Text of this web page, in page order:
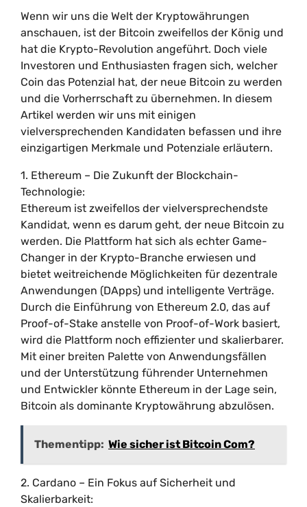
Wenn wir uns die Welt der Kryptowährungen
anschauen, ist der Bitcoin zweifellos der König und
hat die Krypto-Revolution angeführt. Doch viele
Investoren und Enthusiasten fragen sich, welcher
Coin das Potenzial hat, der neue Bitcoin zu werden
und die Vorherrschaft zu übernehmen. In diesem
Artikel werden wir uns mit einigen
vielversprechenden Kandidaten befassen und ihre
einzigartigen Merkmale und Potenziale erläutern.
1. Ethereum – Die Zukunft der Blockchain-
Technologie:
Ethereum ist zweifellos der vielversprechendste
Kandidat, wenn es darum geht, der neue Bitcoin zu
werden. Die Plattform hat sich als echter Game-
Changer in der Krypto-Branche erwiesen und
bietet weitreichende Möglichkeiten für dezentrale
Anwendungen (DApps) und intelligente Verträge.
Durch die Einführung von Ethereum 2.0, das auf
Proof-of-Stake anstelle von Proof-of-Work basiert,
wird die Plattform noch effizienter und skalierbarer.
Mit einer breiten Palette von Anwendungsfällen
und der Unterstützung führender Unternehmen
und Entwickler könnte Ethereum in der Lage sein,
Bitcoin als dominante Kryptowährung abzulösen.
Thementipp: Wie sicher ist Bitcoin Com?
2. Cardano – Ein Fokus auf Sicherheit und
Skalierbarkeit: